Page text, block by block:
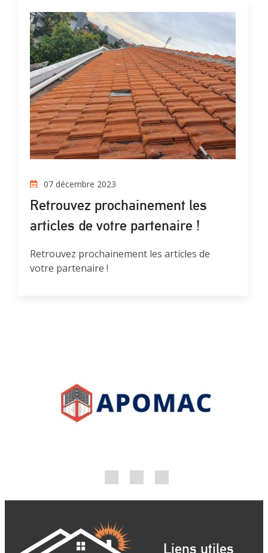
07 décembre 2023
Retrouvez prochainement les
articles de votre partenaire !
Retrouvez prochainement les articles de
votre partenaire !
Liens utiles